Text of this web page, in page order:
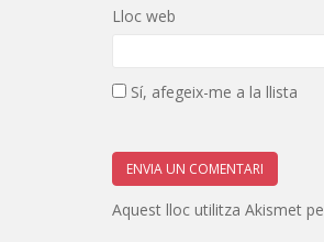
Lloc web
Sí, afegeix-me a la llista
Aquest lloc utilitza Akismet